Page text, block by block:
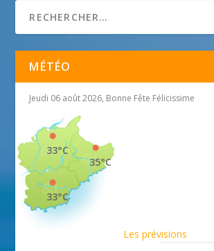
MÉTÉO
Jeudi 06 août 2026, Bonne Fête Félicissime
35°C
33°C
33°C
Les prévisions